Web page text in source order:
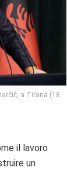
a Tirana (18
il lavoro
un